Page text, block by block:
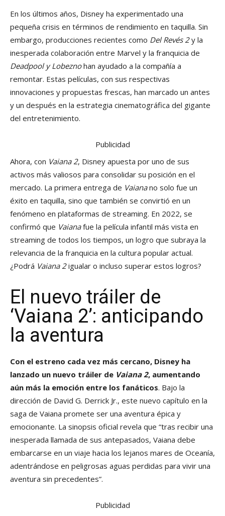
En los últimos años, Disney ha experimentado una
pequeña crisis en términos de rendimiento en taquilla. Sin
embargo, producciones recientes como Del Revés 2y la
inesperada colaboración entre Marvel y la franquicia de
Deadpool y Lobeznohan ayudado a la compañía a
remontar. Estas películas, con sus respectivas
innovaciones y propuestas frescas, han marcado un antes
y un después en la estrategia cinematográfica del gigante
del entretenimiento.
Publicidad
Ahora, con Vaiana 2, Disney apuesta por uno de sus
activos más valiosos para consolidar su posición en el
mercado. La primera entrega de Vaianano solo fue un
éxito en taquilla, sino que también se convirtió en un
fenómeno en plataformas de streaming. En 2022, se
confirmó que Vaianafue la película infantil más vista en
streaming de todos los tiempos, un logro que subraya la
relevancia de la franquicia en la cultura popular actual.
¿Podrá Vaiana 2igualar o incluso superar estos logros?
El nuevo tráiler de
‘Vaiana 2’: anticipando
la aventura
Con el estreno cada vez más cercano, Disney ha
lanzado un nuevo tráiler de Vaiana 2, aumentando
aún más la emoción entre los fanáticos. Bajo la
dirección de David G. Derrick Jr., este nuevo capítulo en la
saga de Vaiana promete ser una aventura épica y
emocionante. La sinopsis oficial revela que “tras recibir una
inesperada llamada de sus antepasados, Vaiana debe
embarcarse en un viaje hacia los lejanos mares de Oceanía,
adentrándose en peligrosas aguas perdidas para vivir una
aventura sin precedentes”.
Publicidad